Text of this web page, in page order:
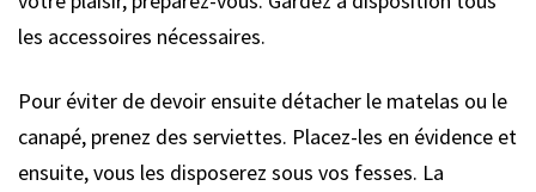
les accessoires nécessaires.
Pour éviter de devoir ensuite détacher le matelas ou le
canapé, prenez des serviettes. Placez-les en évidence et
ensuite, vous les disposerez sous vos fesses. La